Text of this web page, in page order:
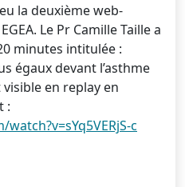
la deuxième web-
Le Pr Camille Taille a
minutes intitulée :
égaux devant l’asthme
en replay en
:
c